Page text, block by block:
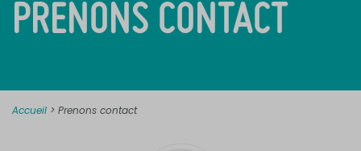
PRENONS CONTACT
Accueil > Prenons contact